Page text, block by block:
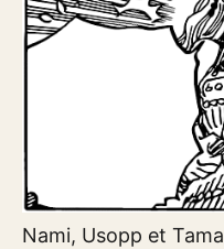
Nami, Usopp et